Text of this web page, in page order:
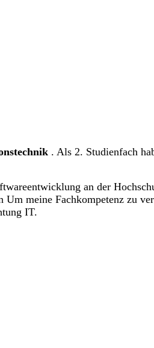
. Als 2. Studienfach
an der
Um meine Fachkompetenz zu
IT.